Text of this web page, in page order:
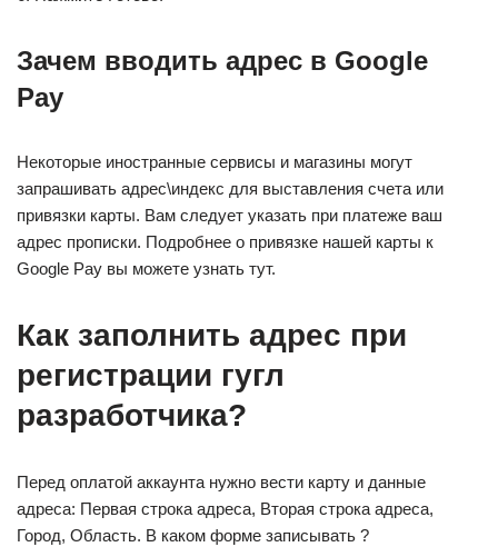
Зачем вводить адрес в Google
Pay
Некоторые иностранные сервисы и магазины могут
запрашивать адрес\индекс для выставления счета или
привязки карты. Вам следует указать при платеже ваш
адрес прописки. Подробнее о привязке нашей карты к
Google Pay вы можете узнать тут.
Как заполнить адрес при
регистрации гугл
разработчика?
Перед оплатой аккаунта нужно вести карту и данные
адреса: Первая строка адреса, Вторая строка адреса,
Город, Область. В каком форме записывать ?